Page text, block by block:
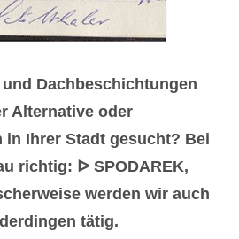
Dachbeschichtungen
Alternative oder
in Ihrer Stadt gesucht? Bei
richtig: ᐅ SPODAREK,
werden wir auch
tätig.